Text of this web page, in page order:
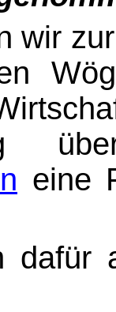
wir
eine
dafür